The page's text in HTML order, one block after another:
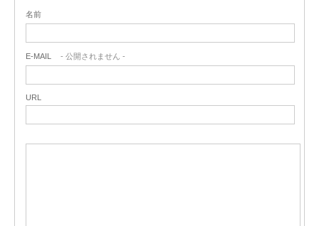
名前
E-MAIL - 公開されません -
URL